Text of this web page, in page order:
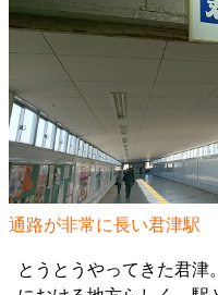
通路が非常に長い君津駅
とうとうやってきた君